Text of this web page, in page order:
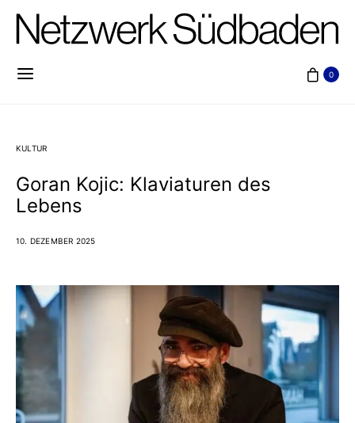
0
KULTUR
Goran Kojic: Klaviaturen des
Lebens
10. DEZEMBER 2025